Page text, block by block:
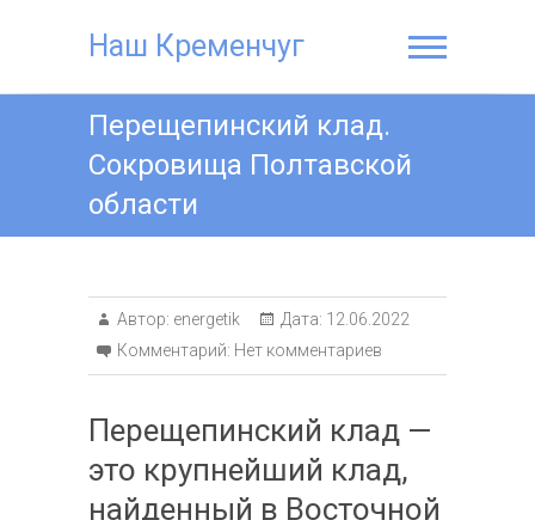
Наш Кременчуг
Перещепинский клад.
Сокровища Полтавской
области
Автор: energetik Дата: 12.06.2022
Комментарий: Нет комментариев
Перещепинский клад —
это крупнейший клад,
найденный в Восточной